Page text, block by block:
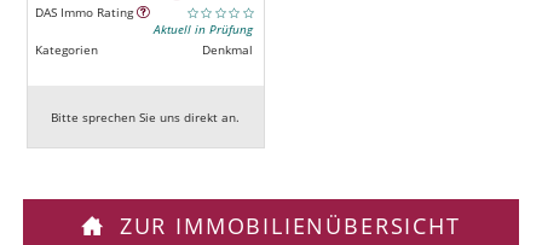
DAS Immo Rating
Aktuell in Prüfung
Kategorien
Denkmal
Bitte sprechen Sie uns direkt an.
ZUR IMMOBILIENÜBERSICHT